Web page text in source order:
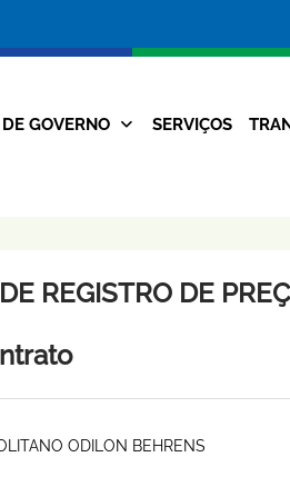
da
Prefeitura
Navegação
GOVERNO SERVIÇOS
REGISTRO DE
ODILON BEHRENS